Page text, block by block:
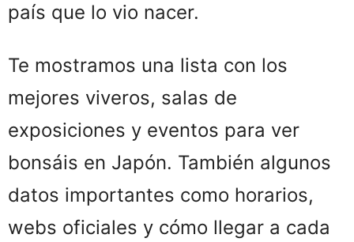
país que lo vio nacer.
Te mostramos una lista con los
mejores viveros, salas de
exposiciones y eventos para ver
bonsáis en Japón. También algunos
datos importantes como horarios,
webs oficiales y cómo llegar a cada